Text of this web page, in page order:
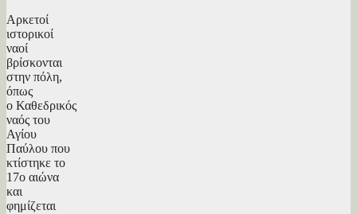
Αρκετοί
ιστορικοί
ναοί
βρίσκονται
στην πόλη,
όπως
ο Καθεδρικός
ναός του
Αγίου
Παύλου που
κτίστηκε το
17ο αιώνα
και
φημίζεται